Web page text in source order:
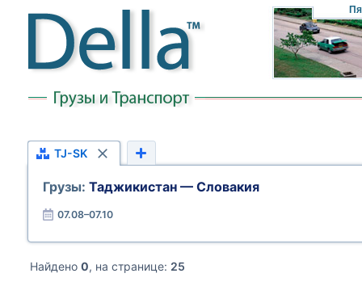
TJ-SK
Грузы: Таджикистан — Словакия
07.08–07.10
Найдено 0, на странице: 25